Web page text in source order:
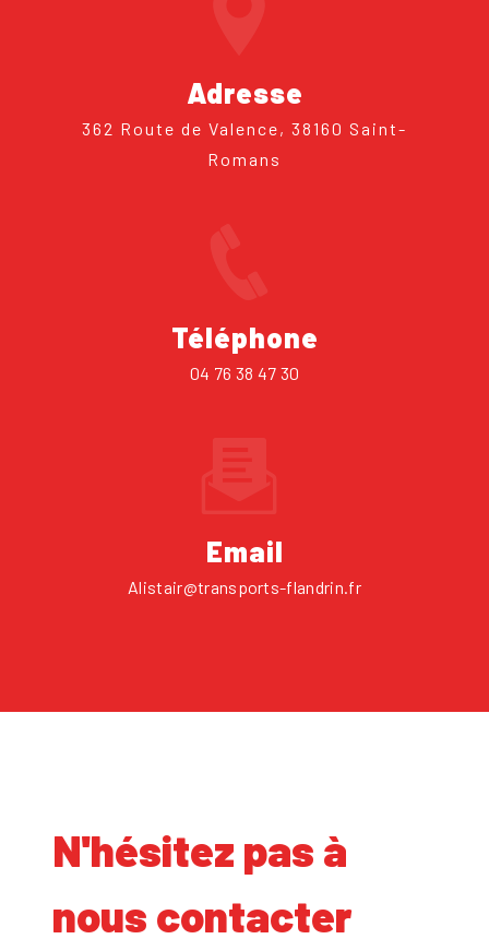
Adresse
362 Route de Valence, 38160 Saint-
Romans
Téléphone
04 76 38 47 30
Email
alistair@transports-flandrin.fr
N'hésitez pas à
nous contacter